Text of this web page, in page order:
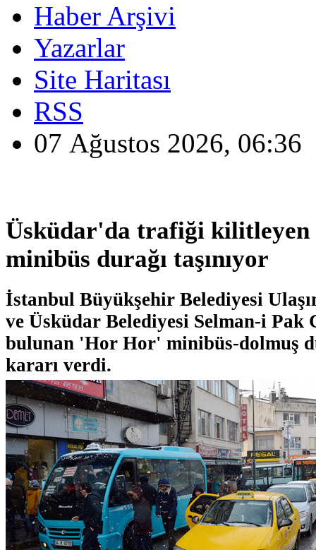
Haber Arşivi
Yazarlar
Site Haritası
RSS
07 Ağustos 2026, 06:36
Üsküdar'da trafiği
minibüs durağı taşınıyor
İstanbul Büyükşehir Belediyesi
ve Üsküdar Belediyesi Selman-i Pak
bulunan 'Hor Hor' minibüs-dolmuş
kararı verdi.